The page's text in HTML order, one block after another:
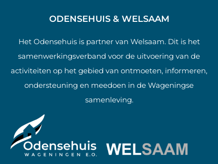
ODENSEHUIS & WELSAAM
Het Odensehuis is partner van Welsaam. Dit is het
samenwerkingsverband voor de uitvoering van de
activiteiten op het gebied van ontmoeten, informeren,
ondersteuning en meedoen in de Wageningse
samenleving.